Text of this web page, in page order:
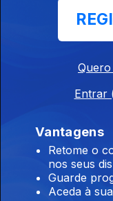
00h "Ano
educação
chegam às
06 ago. 2026
Entrar
Vantagens
Retome o
nos seus
Guarde
Aceda à